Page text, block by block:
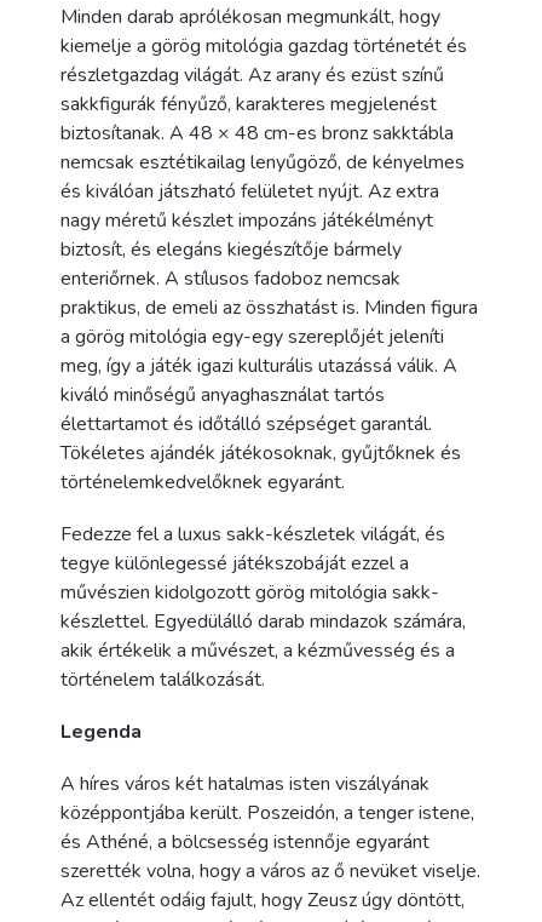
Minden darab aprólékosan megmunkált, hogy
kiemelje a görög mitológia gazdag történetét és
részletgazdag világát. Az arany és ezüst színű
sakkfigurák fényűző, karakteres megjelenést
biztosítanak. A 48 × 48 cm-es bronz sakktábla
nemcsak esztétikailag lenyűgöző, de kényelmes
és kiválóan játszható felületet nyújt. Az extra
nagy méretű készlet impozáns játékélményt
biztosít, és elegáns kiegészítője bármely
enteriőrnek. A stílusos fadoboz nemcsak
praktikus, de emeli az összhatást is. Minden figura
a görög mitológia egy-egy szereplőjét jeleníti
meg, így a játék igazi kulturális utazássá válik. A
kiváló minőségű anyaghasználat tartós
élettartamot és időtálló szépséget garantál.
Tökéletes ajándék játékosoknak, gyűjtőknek és
történelemkedvelőknek egyaránt.
Fedezze fel a luxus sakk-készletek világát, és
tegye különlegessé játékszobáját ezzel a
művészien kidolgozott görög mitológia sakk-
készlettel. Egyedülálló darab mindazok számára,
akik értékelik a művészet, a kézművesség és a
történelem találkozását.
Legenda
A híres város két hatalmas isten viszályának
középpontjába került. Poszeidón, a tenger istene,
és Athéné, a bölcsesség istennője egyaránt
szerették volna, hogy a város az ő nevüket viselje.
Az ellentét odáig fajult, hogy Zeusz úgy döntött,